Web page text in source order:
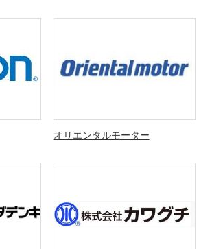
オリエンタルモーター